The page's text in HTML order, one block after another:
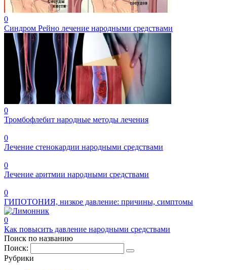
0
Синдром Рейно лечение народными средствами
0
Тромбофлебит народные методы лечения
0
Лечение стенокардии народными средствами
0
Лечение аритмии народными средствами
0
ГИПОТОНИЯ, низкое давление: причины, симптомы
0
Как повысить давление народными средствами
Поиск по названию
Поиск:
Рубрики